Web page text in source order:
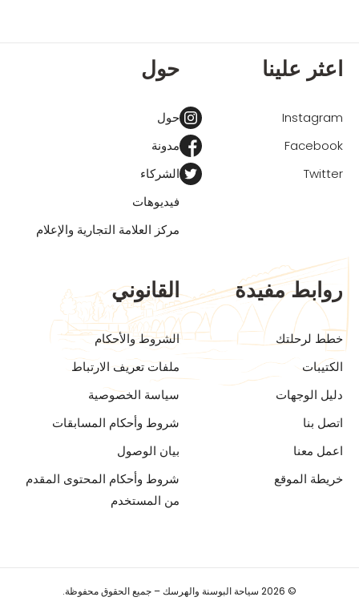
اعثر علينا
Instagram
Facebook
Twitter
حول
حول
مدونة
الشركاء
فيديوهات
مركز العلامة التجارية والإعلام
روابط مفيدة
خطط لرحلتك
الكتيبات
دليل الوجهات
اتصل بنا
اعمل معنا
خريطة الموقع
القانوني
الشروط والأحكام
ملفات تعريف الارتباط
سياسة الخصوصية
شروط وأحكام المسابقات
بيان الوصول
شروط وأحكام المحتوى المقدم
من المستخدم
© 2026 سياحة البوسنة والهرسك – جميع الحقوق محفوظة.